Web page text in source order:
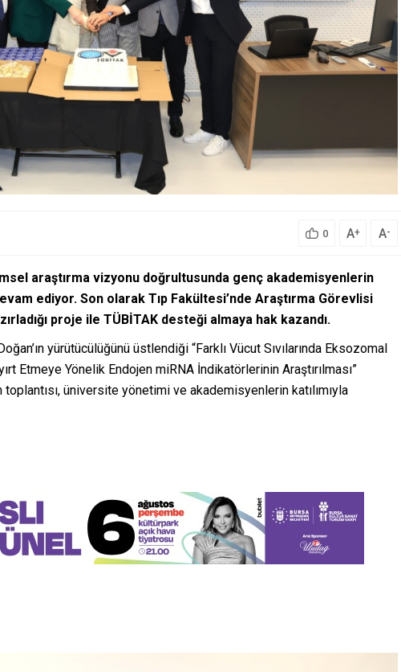
0 A+ A-
araştırma vizyonu doğrultusunda genç akademisyenlerin
ediyor. Son olarak Tıp Fakültesi’nde Araştırma Görevlisi
proje ile TÜBİTAK desteği almaya hak kazandı.
yürütücülüğünü üstlendiği “Farklı Vücut Sıvılarında Eksozomal
Etmeye Yönelik Endojen miRNA İndikatörlerinin Araştırılması”
toplantısı, üniversite yönetimi ve akademisyenlerin katılımıyla